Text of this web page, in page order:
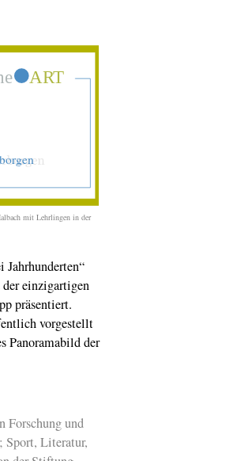
mit Lehrlingen in der
einzigartigen
präsentiert.
vorgestellt
Panoramabild der
Forschung und
Sport, Literatur,